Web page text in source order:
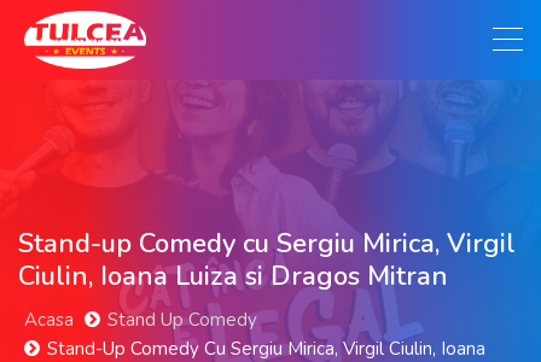
Stand-up Comedy cu Sergiu Mirica, Virgil
Ciulin, Ioana Luiza si Dragos Mitran
Acasa
Stand Up Comedy
Stand-Up Comedy Cu Sergiu Mirica, Virgil Ciulin, Ioana